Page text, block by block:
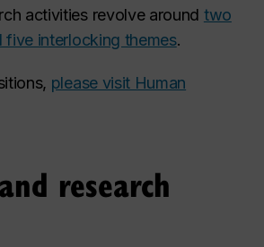
activities revolve around two
five interlocking themes.
please visit Human
research